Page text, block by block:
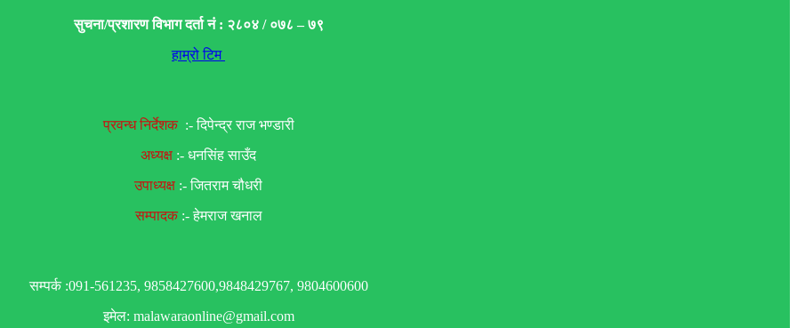
सुचना/प्रशारण विभाग दर्ता नं : २८०४ / ०७८ – ७९
हाम्रो टिम
प्रवन्ध निर्देशक:- दिपेन्द्र राज भण्डारी
अध्यक्ष :- धनसिंह साउँद
उपाध्यक्ष :- जितराम चौधरी
सम्पादक:- हेमराज खनाल
सम्पर्क :091-561235, 9858427600,9848429767, 9804600600
इमेल: malawaraonline@gmail.com